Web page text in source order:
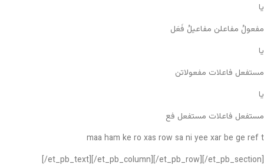
یا
مفعولُ مفاعلن مفاعیلُ فَعَل
یا
مستفعل فاعلات مفعولاتن
یا
مستفعل فاعلات مستفعل فع
maa ham ke ro xas row sa ni yee xar be ge ref t
[/et_pb_text][/et_pb_column][/et_pb_row][/et_pb_section]